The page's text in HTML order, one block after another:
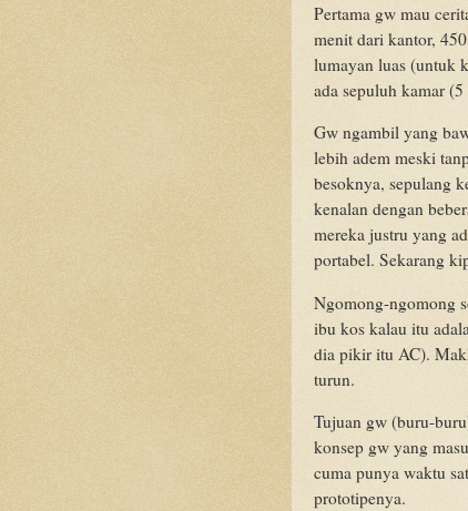
Pertama gw mau
menit dari kantor,
lumayan luas (untuk
ada sepuluh kamar
Gw ngambil yang
lebih adem meski
besoknya, sepulang
kenalan dengan
mereka justru yang
portabel. Sekarang
Ngomong-ngomong
ibu kos kalau itu
dia pikir itu AC).
turun.
Tujuan gw (buru-
konsep gw yang
cuma punya waktu
prototipenya.